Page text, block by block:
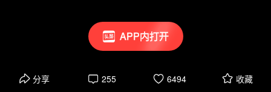
APP内打开
分享 255 6494 收藏